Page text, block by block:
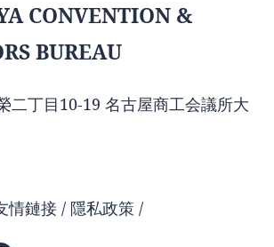
CONVENTION &
BUREAU
二丁目10-19 名古屋商工会議所大
情鏈接 隱私政策